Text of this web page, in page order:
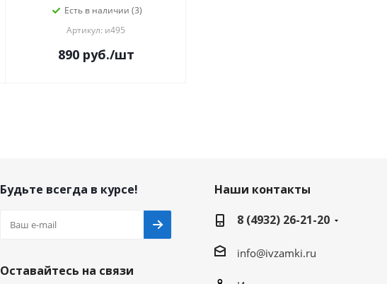
Есть в наличии (3)
Артикул: и495
890руб./шт
Будьте всегда в курсе!
Оставайтесь на связи
Наши контакты
8 (4932) 26-21-20
info@ivzamki.ru